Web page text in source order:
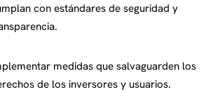
con estándares de seguridad y
medidas que salvaguarden los
de los inversores y usuarios.